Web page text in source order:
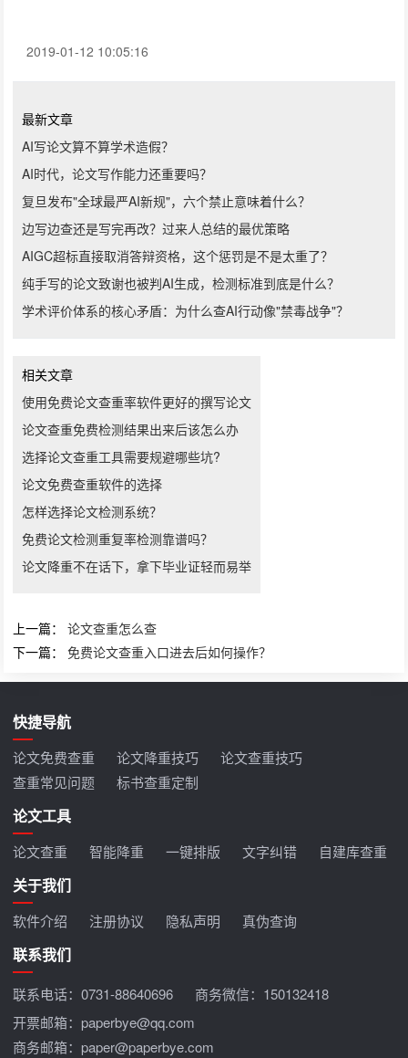
2019-01-12 10:05:16
最新文章
AI写论文算不算学术造假？
AI时代，论文写作能力还重要吗？
复旦发布"全球最严AI新规"，六个禁止意味着什么？
边写边查还是写完再改？过来人总结的最优策略
AIGC超标直接取消答辩资格，这个惩罚是不是太重了？
纯手写的论文致谢也被判AI生成，检测标准到底是什么？
学术评价体系的核心矛盾：为什么查AI行动像"禁毒战争"？
相关文章
使用免费论文查重率软件更好的撰写论文
论文查重免费检测结果出来后该怎么办
选择论文查重工具需要规避哪些坑?
论文免费查重软件的选择
怎样选择论文检测系统？
免费论文检测重复率检测靠谱吗？
论文降重不在话下，拿下毕业证轻而易举
上一篇：论文查重怎么查
下一篇：免费论文查重入口进去后如何操作？
快捷导航
论文免费查重 论文降重技巧
论文查重技巧
查重常见问题
标书查重定制
论文工具
论文查重 智能降重 一键排版 文字纠错 自建库查重
关于我们
软件介绍 注册协议 隐私声明 真伪查询
联系我们
联系电话：0731-88640696
商务微信：150132418
开票邮箱：paperbye@qq.com
商务邮箱：paper@paperbye.com